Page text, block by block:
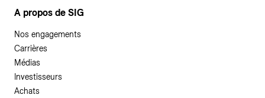
A propos de SIG
Nos engagements
Carrières
Médias
Investisseurs
Achats